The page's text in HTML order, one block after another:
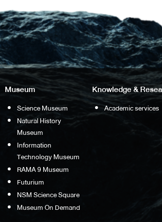
Museum
Science Museum
Natural History
Museum
Information
Technology Museum
RAMA 9 Museum
Futurium
NSM Science Square
Museum On Demand
Knowledge &
Academic services